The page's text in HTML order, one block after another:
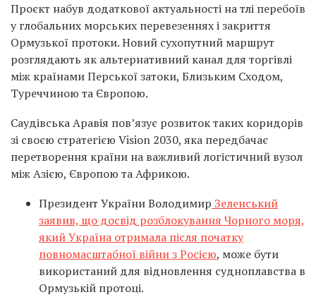
Проєкт набув додаткової актуальності на тлі перебоїв
у глобальних морських перевезеннях і закриття
Ормузької протоки. Новий сухопутний маршрут
розглядають як альтернативний канал для торгівлі
між країнами Перської затоки, Близьким Сходом,
Туреччиною та Європою.
Саудівська Аравія пов’язує розвиток таких коридорів
зі своєю стратегією Vision 2030, яка передбачає
перетворення країни на важливий логістичний вузол
між Азією, Європою та Африкою.
Президент України Володимир Зеленський
заявив, що досвід розблокування Чорного моря,
який Україна отримала після початку
повномасштабної війни з Росією, може бути
використаний для відновлення судноплавства в
Ормузькій протоці.